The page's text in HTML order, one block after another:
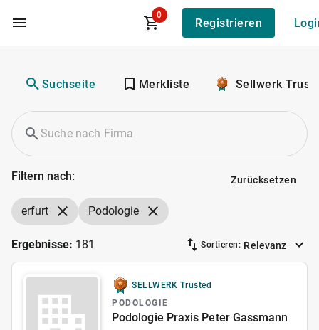
Zum Hauptinhalt
0
Registrieren
Suchseite Merkliste Sellwerk
Filtern nach: Zurücksetzen
erfurt Podologie
Ergebnisse: 181 Sortieren: Relevanz
SELLWERK Trusted
PODOLOGIE
Podologie Praxis Peter Gassmann